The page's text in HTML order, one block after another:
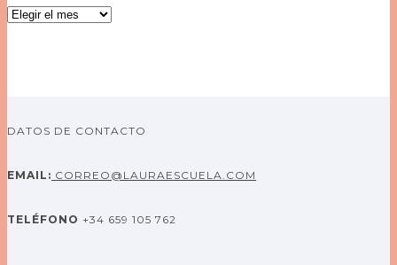
Archivos
DATOS DE CONTACTO
EMAIL: CORREO@LAURAESCUELA.COM
TELÉFONO +34 659 105 762